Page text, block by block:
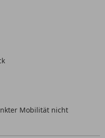
Mobilität nicht